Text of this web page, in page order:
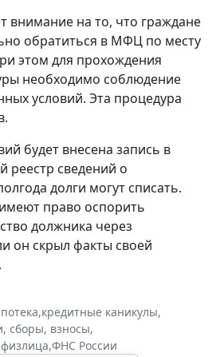
на то, что граждане
обратиться в МФЦ по месту
этом для прохождения
необходимо соблюдение
условий. Эта процедура
будет внесена запись в
реестр сведений о
долги могут списать.
право оспорить
должника через
он скрыл факты своей
,кредитные каникулы,
сборы, взносы,
физлица,ФНС России